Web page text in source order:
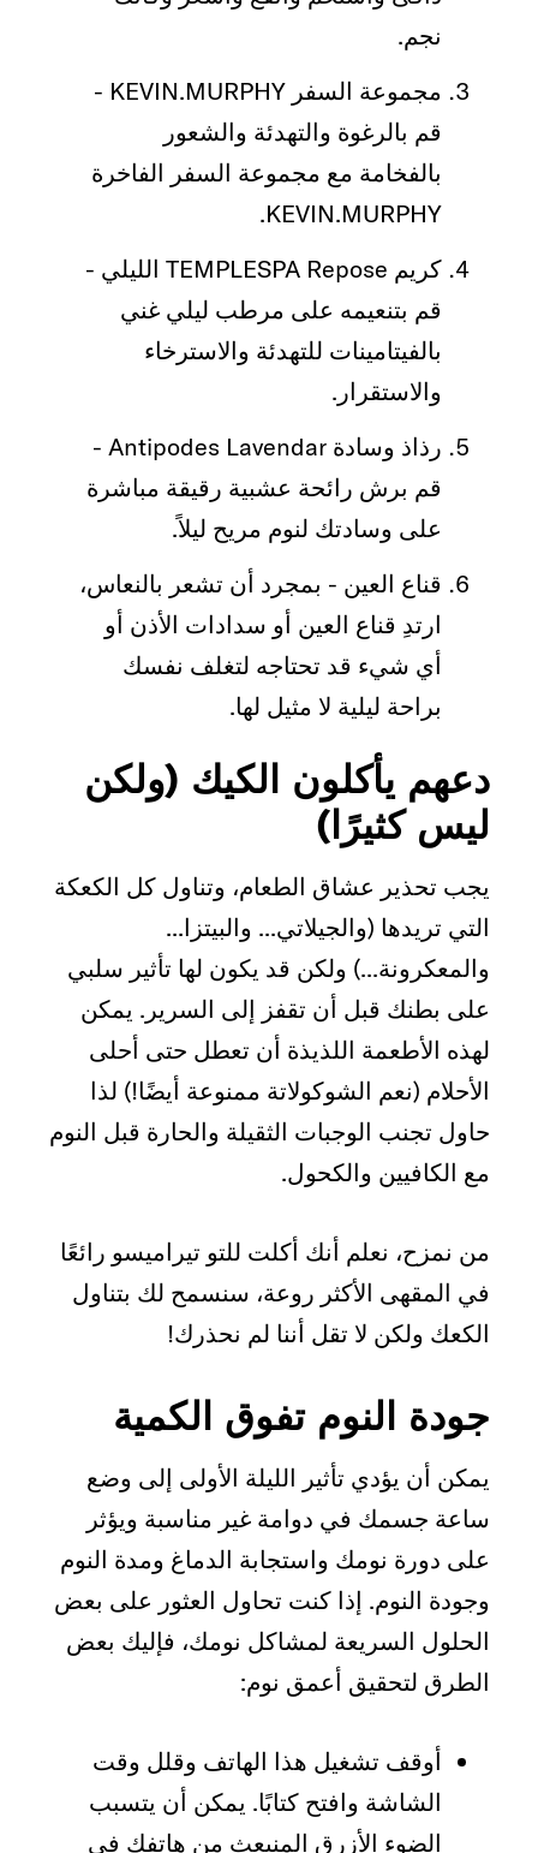
نجم.
مجموعة السفر KEVIN.MURPHY -
قم بالرغوة والتهدئة والشعور
بالفخامة مع مجموعة السفر الفاخرة
KEVIN.MURPHY.
كريم TEMPLESPA Repose الليلي -
قم بتنعيمه على مرطب ليلي غني
بالفيتامينات للتهدئة والاسترخاء
والاستقرار.
رذاذ وسادة Antipodes Lavendar -
قم برش رائحة عشبية رقيقة مباشرة
على وسادتك لنوم مريح ليلاً.
قناع العين - بمجرد أن تشعر بالنعاس،
ارتدِ قناع العين أو سدادات الأذن أو
أي شيء قد تحتاجه لتغلف نفسك
براحة ليلية لا مثيل لها.
دعهم يأكلون الكيك (ولكن
ليس كثيرًا)
يجب تحذير عشاق الطعام، وتناول كل الكعكة
التي تريدها (والجيلاتي... والبيتزا...
والمعكرونة...) ولكن قد يكون لها تأثير سلبي
على بطنك قبل أن تقفز إلى السرير. يمكن
لهذه الأطعمة اللذيذة أن تعطل حتى أحلى
الأحلام (نعم الشوكولاتة ممنوعة أيضًا!) لذا
حاول تجنب الوجبات الثقيلة والحارة قبل النوم
مع الكافيين والكحول.
من نمزح، نعلم أنك أكلت للتو تيراميسو رائعًا
في المقهى الأكثر روعة، سنسمح لك بتناول
الكعك ولكن لا تقل أننا لم نحذرك!
جودة النوم تفوق الكمية
يمكن أن يؤدي تأثير الليلة الأولى إلى وضع
ساعة جسمك في دوامة غير مناسبة ويؤثر
على دورة نومك واستجابة الدماغ ومدة النوم
وجودة النوم. إذا كنت تحاول العثور على بعض
الحلول السريعة لمشاكل نومك، فإليك بعض
الطرق لتحقيق أعمق نوم:
أوقف تشغيل هذا الهاتف وقلل وقت
الشاشة وافتح كتابًا. يمكن أن يتسبب
الضوء الأزرق المنبعث من هاتفك في